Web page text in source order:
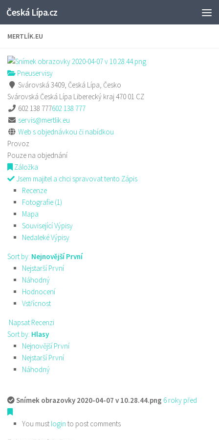
Skip to content
Česká Lípa.cz
MERTLÍK.EU
Pneuservisy
Svárovská 3409, Česká Lípa, Česko
Svárovská Česká Lípa Liberecký kraj470 01 CZ
602 138 777602 138 777
servis@mertlik.eu
Web s objednávkou či nabídkou
Provoz
Pouze na objednání
Záložka
Jsem majitel a chci spravovat tento Zápis
Recenze
Fotografie (1)
Mapa
Související Výpisy
Nedaleké Výpisy
Sort by: Nejnovější První
Nejstarší První
Náhodný
Hodnocení
Vstřícnost
Napsat Recenzi
Sort by: Hlasy
Nejnovější První
Nejstarší První
Náhodný
Snímek obrazovky 2020-04-07 v 10.28.44.png 6 roky před
You must login to post comments